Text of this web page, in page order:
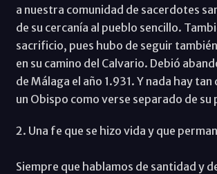
a nuestra comunidad de sacerdotes
de su cercanía al pueblo sencillo.
sacrificio, pues hubo de seguir
en su camino del Calvario. Debió
de Málaga el año 1.931. Y nada hay
un Obispo como verse separado de su
2. Una fe que se hizo vida y que
Siempre que hablamos de santidad y